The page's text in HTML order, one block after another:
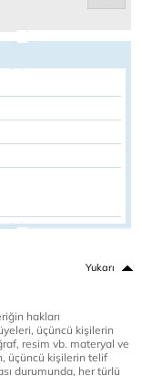
Yukarı
hakları
üçüncü kişilerin
resim vb. materyal ve
üçüncü kişilerin telif
durumunda, her türlü